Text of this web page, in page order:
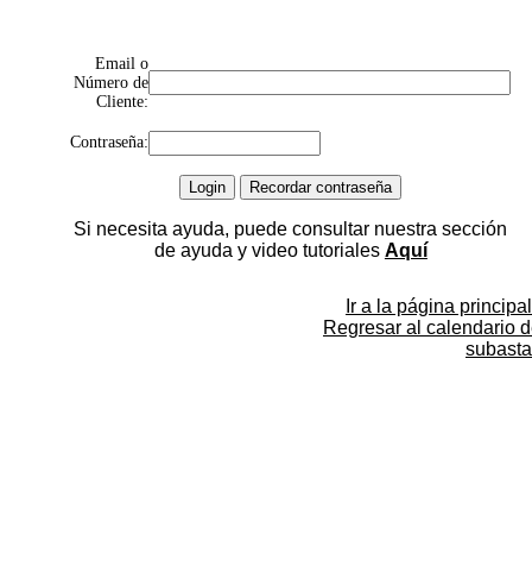
Email o
Número de
Cliente:
Contraseña:
Si necesita ayuda, puede consultar nuestra sección
de ayuda y video tutoriales Aquí
Ir a la página principal
Regresar al calendario